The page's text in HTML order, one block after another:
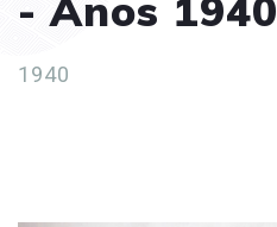
- Anos 1940
1940